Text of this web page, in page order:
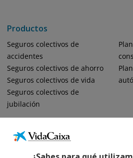
Productos
Seguros colectivos de
accidentes
Seguros colectivos de ahorro
Seguros colectivos de vida
Seguros colectivos de
jubilación